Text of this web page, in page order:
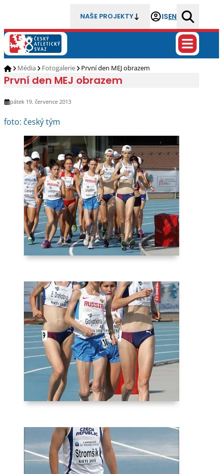
NAŠE PROJEKTY ISEN
Média Fotogalerie První den MEJ obrazem
První den MEJ obrazem
pátek 19. července 2013
foto: český tým